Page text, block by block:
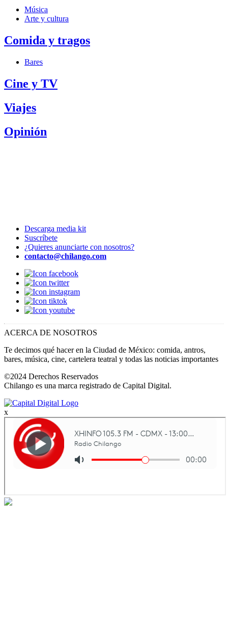
Música
Arte y cultura
Comida y tragos
Bares
Cine y TV
Viajes
Opinión
Descarga media kit
Suscríbete
¿Quieres anunciarte con nosotros?
contacto@chilango.com
ACERCA DE NOSOTROS
Te decimos qué hacer en la Ciudad de México: comida, antros,
bares, música, cine, cartelera teatral y todas las noticias importantes
©2024 Derechos Reservados
Chilango es una marca registrado de Capital Digital.
x